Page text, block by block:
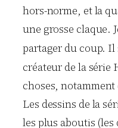
hors-norme, et la
une grosse claque.
partager du coup. Il
créateur de la série
choses,
Les dessins de la
les plus aboutis